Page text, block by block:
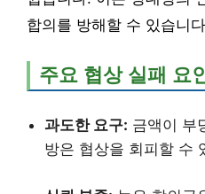
합의를 방해할 수 있습니
주요 협상 실패 요
과도한 요구: 금액이 부
방은 협상을 회피할 수